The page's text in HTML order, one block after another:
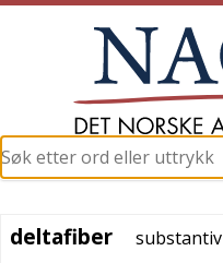
deltafiber
deltafiber substantiv